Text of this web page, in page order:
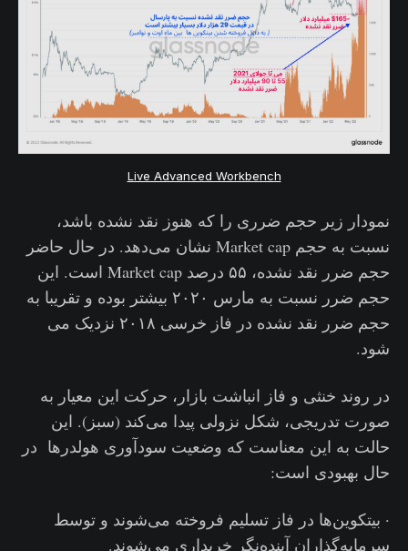
Live Advanced Workbench
نمودار زیر حجم ضرری را که هنوز نقد نشده باشد،
نسبت به حجم Market cap نشان می‌دهد. در حال حاضر
حجم ضرر نقد نشده، ۵۵ درصد Market cap است. این
حجم ضرر نسبت به مارس ۲۰۲۰ بیشتر بوده و تقریبا به
حجم ضرر نقد نشده در فاز خرسی ۲۰۱۸ نزدیک می
شود.
در روند خنثی و فاز انباشت بازار، حرکت این معیار به
صورت تدریجی، شکل نزولی پیدا می‌کند (سبز). این
حالت به این معناست که وضعیت سودآوری هولدرها در
حال بهبودی است:
· بیتکوین‌ها در فاز تسلیم فروخته می‌شوند و توسط
سرمایه‌گذاران آینده‌نگر خریداری می‌شوند.